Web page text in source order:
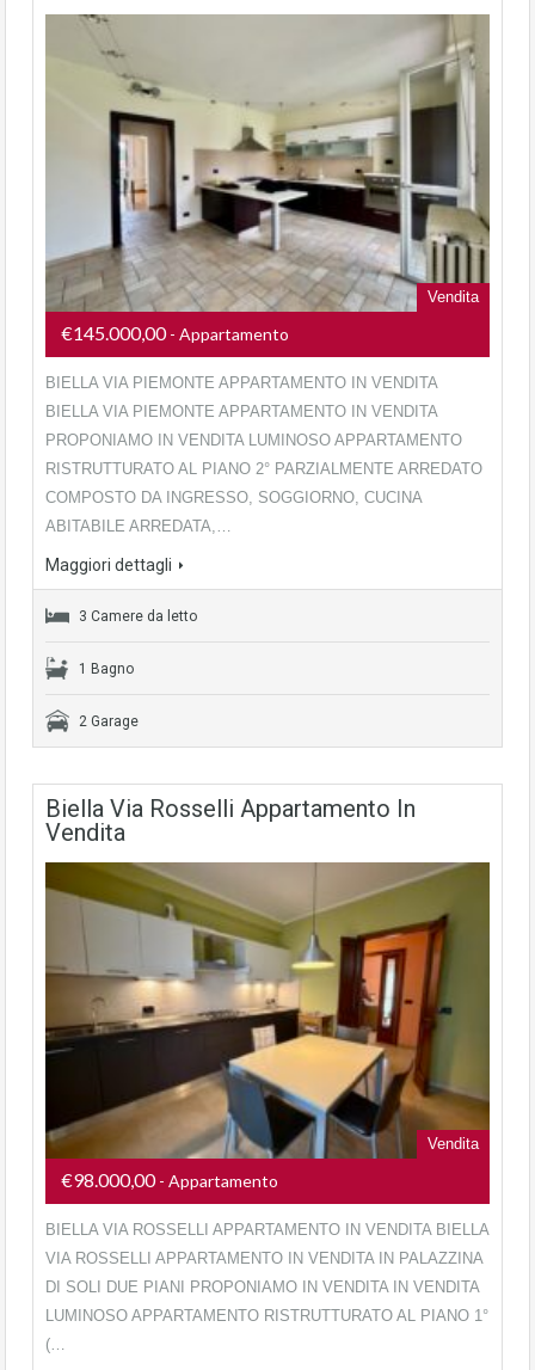
Vendita
€145.000,00- Appartamento
BIELLA VIA PIEMONTE APPARTAMENTO IN VENDITA
BIELLA VIA PIEMONTE APPARTAMENTO IN VENDITA
PROPONIAMO IN VENDITA LUMINOSO APPARTAMENTO
RISTRUTTURATO AL PIANO 2° PARZIALMENTE ARREDATO
COMPOSTO DA INGRESSO, SOGGIORNO, CUCINA
ABITABILE ARREDATA,…
Maggiori dettagli
3 Camere da letto
1 Bagno
2 Garage
Biella Via Rosselli Appartamento In
Vendita
Vendita
€98.000,00- Appartamento
BIELLA VIA ROSSELLI APPARTAMENTO IN VENDITA BIELLA
VIA ROSSELLI APPARTAMENTO IN VENDITA IN PALAZZINA
DI SOLI DUE PIANI PROPONIAMO IN VENDITA IN VENDITA
LUMINOSO APPARTAMENTO RISTRUTTURATO AL PIANO 1°
(…